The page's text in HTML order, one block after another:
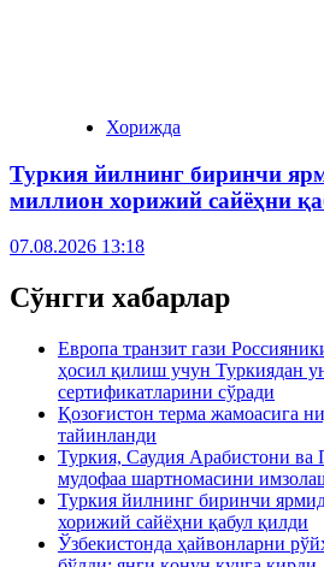
Хорижда
Туркия йилнинг биринчи
миллион хорижий сайёҳни
07.08.2026 13:18
Сўнгги хабарлар
Европа транзит гази
ҳосил қилиш учун Туркиядан
сертификатларини сўради
Қозоғистон терма жамоасига
тайинланди
Туркия, Саудия Арабистони
мудофаа шартномасини
Туркия йилнинг биринчи
хорижий сайёҳни қабул қилди
Ўзбекистонда ҳайвонларни